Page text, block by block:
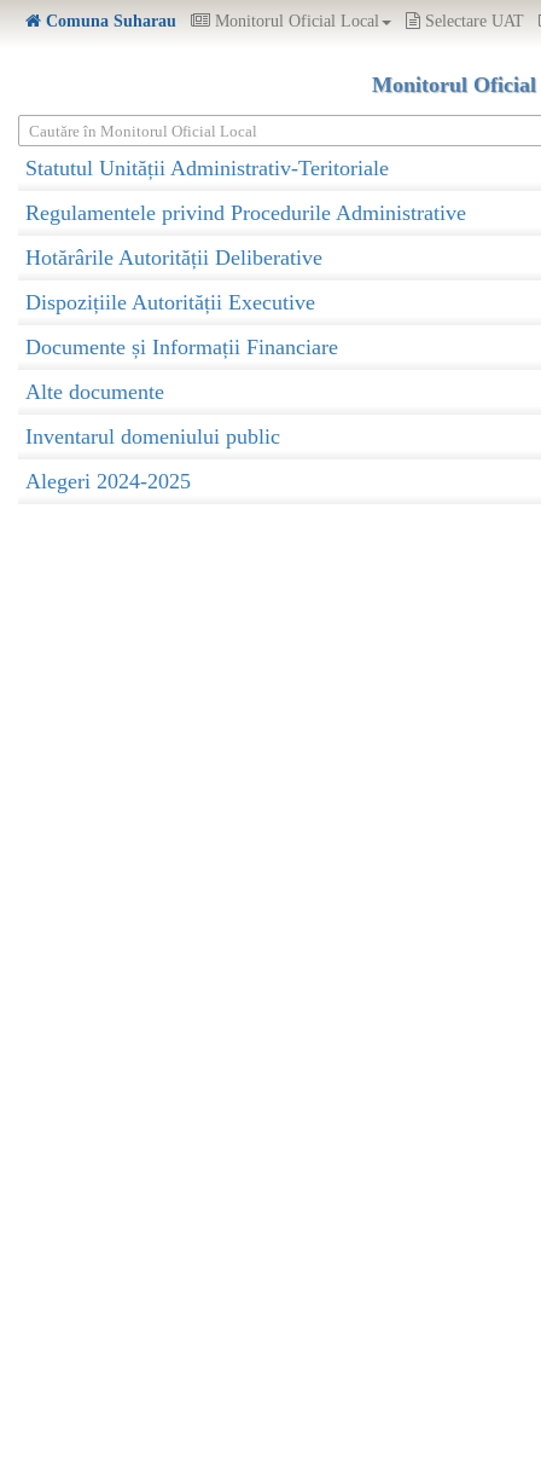
Comuna Suharau Monitorul Oficial Local Selectare UAT
Monitorul Oficial
Cautăre în Monitorul Oficial Local
Statutul Unității Administrativ-Teritoriale
Regulamentele privind Procedurile Administrative
Hotărârile Autorității Deliberative
Dispozițiile Autorității Executive
Documente și Informații Financiare
Alte documente
Inventarul domeniului public
Alegeri 2024-2025